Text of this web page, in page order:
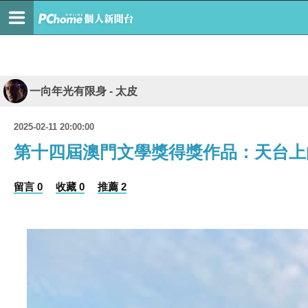
一向年光有限身 - 太皮
2025-02-11 20:00:00
第十四屆澳門文學獎得獎作品：天台
留言 0 收藏 0 推薦 2